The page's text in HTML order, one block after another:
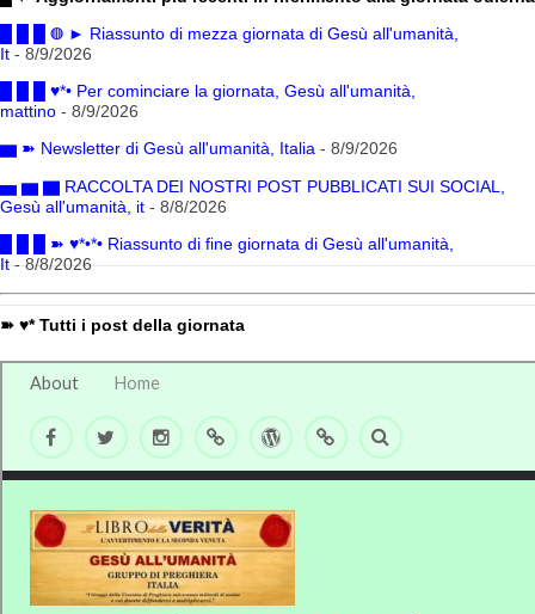
█ █ █ ◍ ► Riassunto di mezza giornata di Gesù all'umanità,
It - 8/9/2026
█ █ █ ♥*• Per cominciare la giornata, Gesù all'umanità,
mattino - 8/9/2026
▆ ➽ Newsletter di Gesù all'umanità, Italia - 8/9/2026
▅ ▆ ▇ RACCOLTA DEI NOSTRI POST PUBBLICATI SUI SOCIAL,
Gesù all'umanità, it - 8/8/2026
█ █ █ ➽ ♥*•*• Riassunto di fine giornata di Gesù all'umanità,
It- 8/8/2026
➽ ♥* Tutti i post della giornata